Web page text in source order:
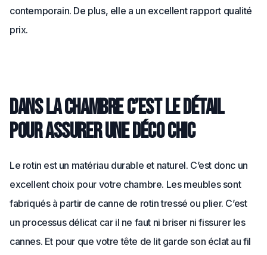
contemporain. De plus, elle a un excellent rapport qualité
prix.
Dans la chambre c’est le détail
pour assurer une déco chic
Le rotin est un matériau durable et naturel. C’est donc un
excellent choix pour votre chambre. Les meubles sont
fabriqués à partir de canne de rotin tressé ou plier. C’est
un processus délicat car il ne faut ni briser ni fissurer les
cannes. Et pour que votre tête de lit garde son éclat au fil